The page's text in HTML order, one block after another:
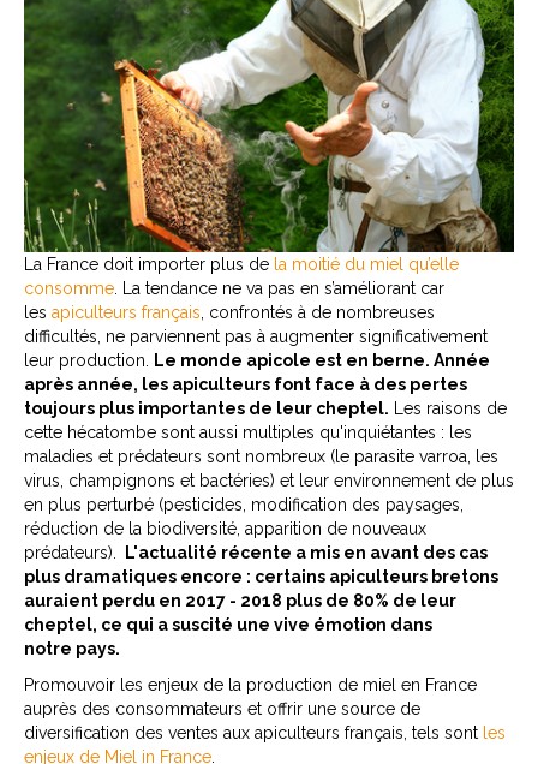
La France doit importer plus de la moitié du miel qu’elle
consomme . La tendance ne va pas en s’améliorant car
les apiculteurs français , confrontés à de nombreuses
difficultés, ne parviennent pas à augmenter significativement
leur production.
Le monde apicole est en berne. Année
après année, les apiculteurs font face à des pertes
toujours plus importantes de leur cheptel. Les raisons de
cette hécatombe sont aussi multiples qu'inquiétantes : les
maladies et prédateurs sont nombreux (le parasite varroa, les
virus, champignons et bactéries) et leur environnement de plus
en plus perturbé (pesticides, modification des paysages,
réduction de la biodiversité, apparition de nouveaux
prédateurs).
L'actualité récente a mis en avant des cas
plus dramatiques encore : certains apiculteurs bretons
auraient perdu en 2017 - 2018 plus de 80% de leur
cheptel, ce qui a suscité une vive émotion dans
notre pays.
Promouvoir les enjeux de la production de miel en France
auprès des consommateurs et offrir une source de
diversification des ventes aux apiculteurs français, tels sont les
enjeux de Miel in France